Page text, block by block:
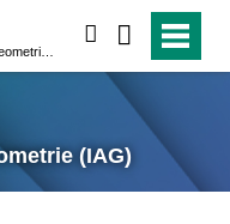
(IAG)